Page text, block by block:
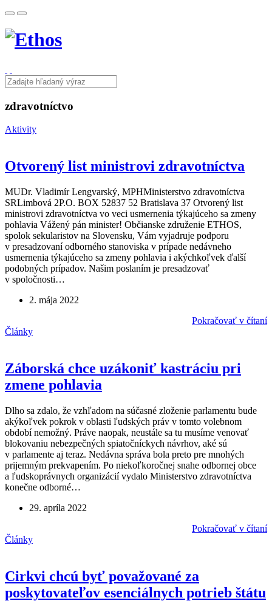
zdravotníctvo
Aktivity
Otvorený list ministrovi zdravotníctva
MUDr. Vladimír Lengvarský, MPHMinisterstvo zdravotníctva
SRLimbová 2P.O. BOX 52837 52 Bratislava 37 Otvorený list
ministrovi zdravotníctva vo veci usmernenia týkajúceho sa zmeny
pohlavia Vážený pán minister! Občianske združenie ETHOS,
spolok sekularistov na Slovensku, Vám vyjadruje podporu
v presadzovaní odborného stanoviska v prípade nedávneho
usmernenia týkajúceho sa zmeny pohlavia i akýchkoľvek ďalší
podobných prípadov. Našim poslaním je presadzovať
v spoločnosti…
2. mája 2022
Pokračovať v čítaní
Články
Záborská chce uzákoniť kastráciu pri
zmene pohlavia
Dlho sa zdalo, že vzhľadom na súčasné zloženie parlamentu bude
akýkoľvek pokrok v oblasti ľudských práv v tomto volebnom
období nemožný. Práve naopak, neustále sa tu musíme venovať
blokovaniu nebezpečných spiatočníckych návrhov, aké sú
v parlamente aj teraz. Nedávna správa bola preto pre mnohých
prijemným prekvapením. Po niekoľkoročnej snahe odbornej obce
a ľudskoprávnych organizácií vydalo Ministerstvo zdravotníctva
konečne odborné…
29. apríla 2022
Pokračovať v čítaní
Články
Cirkvi chcú byť považované za
poskytovateľov esenciálnych potrieb štátu